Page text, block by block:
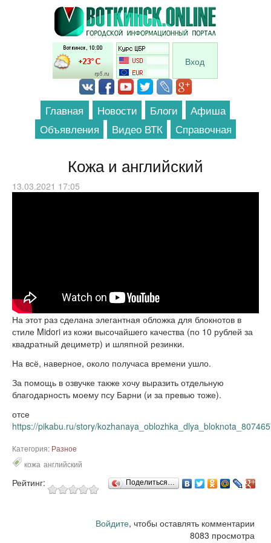
Перейти к основному содержанию
Вход
Главная Новости Блоги
Афиша
Объявления
Видео ВТК Справочная
Кожа и английский
13.03.2021 17:05
На этот раз сделана элегантная обложка для блокнотов в
стиле Midori из кожи высочайшего качества (по 10 рублей за
квадратный дециметр) и шляпной резинки.
На всё, наверное, около получаса времени ушло.
За помощь в озвучке также хочу выразить отдельную
благодарность моему псу Барни (и за превью тоже).
отсе
https://pikabu.ru/story/
Категория: Разное
кожа английский
Рейтинг: Поделиться…
Войдите, чтобы оставлять комментарии
8083 просмотра